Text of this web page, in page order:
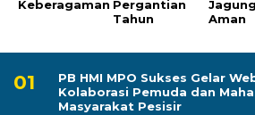
Keberagaman Pergantian
Tahun
Jagung
Aman
PB HMI MPO Sukses Gelar
Kolaborasi Pemuda dan
Masyarakat Pesisir